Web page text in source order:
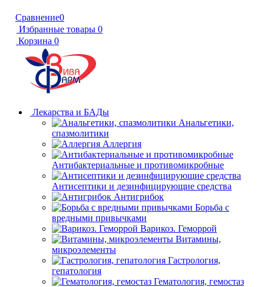
Сравнение0
Избранные товары 0
Корзина 0
Лекарства и БАДы
Анальгетики,
спазмолитики
Аллергия
Антибактериальные и противомикробные
Антисептики и дезинфицирующие средства
Антигрибок
Борьба с
вредными привычками
Варикоз. Геморрой
Витамины,
микроэлементы
Гастрология,
гепатология
Гематология, гемостаз